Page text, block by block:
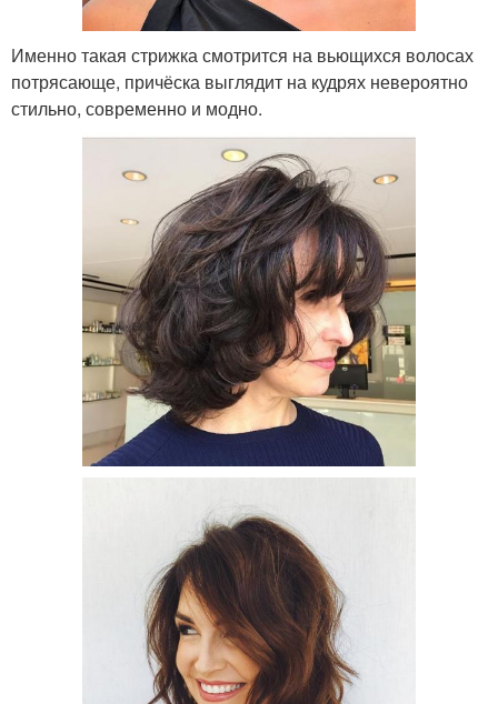
Именно такая стрижка смотрится на вьющихся волосах
потрясающе, причёска выглядит на кудрях невероятно
стильно, современно и модно.